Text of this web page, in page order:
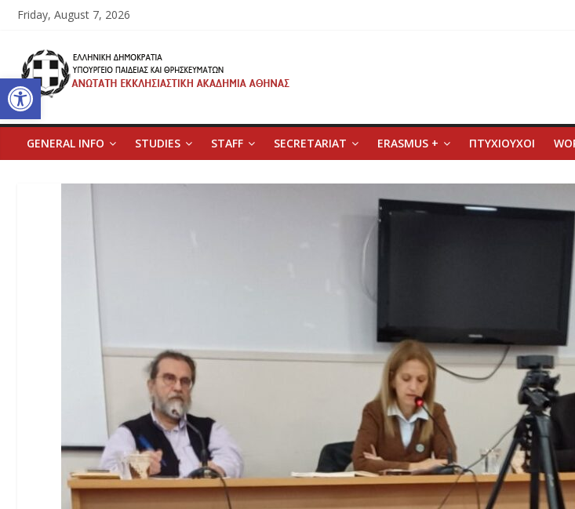
Open toolbar
Skip
content
Friday, August 7, 2026
Ανώτατη
Εκκλησιαστική
Ακαδημία
Αθηνών
Εκκλησιαστική
GENERAL INFO STUDIES STAFF SECRETARIAT ERASMUS + ΠΤΥΧΙΟΥΧΟΙ